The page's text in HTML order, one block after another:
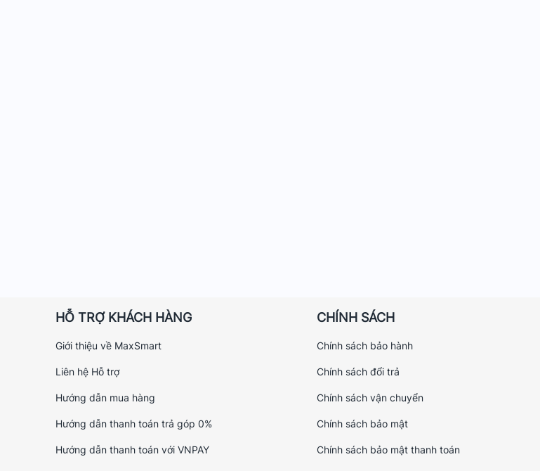
HỖ TRỢ KHÁCH HÀNG
Giới thiệu về MaxSmart
Liên hệ Hỗ trợ
Hướng dẫn mua hàng
Hướng dẫn thanh toán trả góp 0%
Hướng dẫn thanh toán với VNPAY
CHÍNH SÁCH
Chính sách bảo hành
Chính sách đổi trả
Chính sách vận chuyển
Chính sách bảo mật
Chính sách bảo mật thanh toán